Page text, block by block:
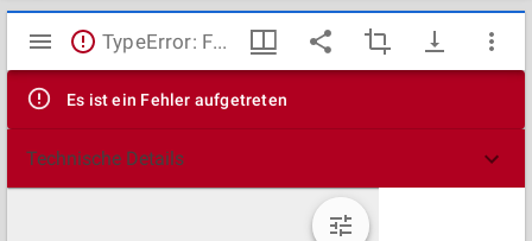
Mirador
Viewer
TypeError: Failed to fetch
Es ist ein Fehler aufgetreten
Technische Details